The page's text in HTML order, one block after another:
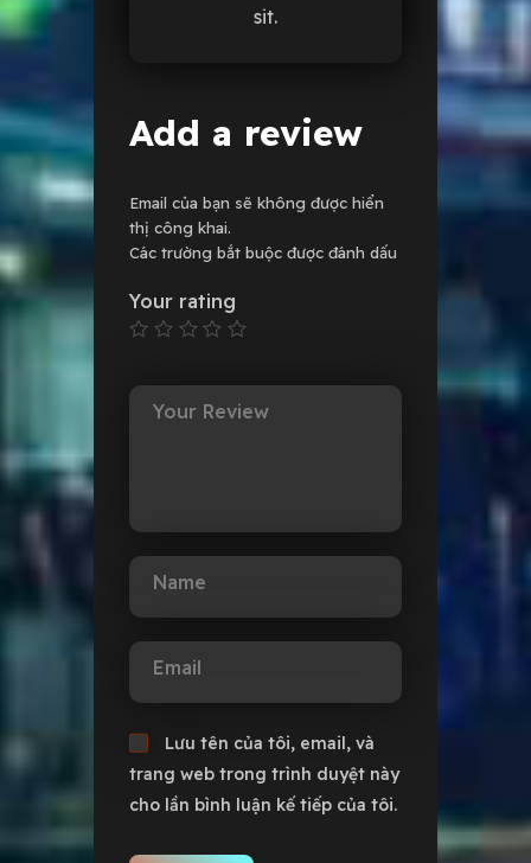
sit.
Add a review
Email của bạn sẽ không được hiển
thị công khai.
Các trường bắt buộc được đánh dấu
Your rating
Your Review
Name
Email
Lưu tên của tôi, email, và
trang web trong trình duyệt này
cho lần bình luận kế tiếp của tôi.